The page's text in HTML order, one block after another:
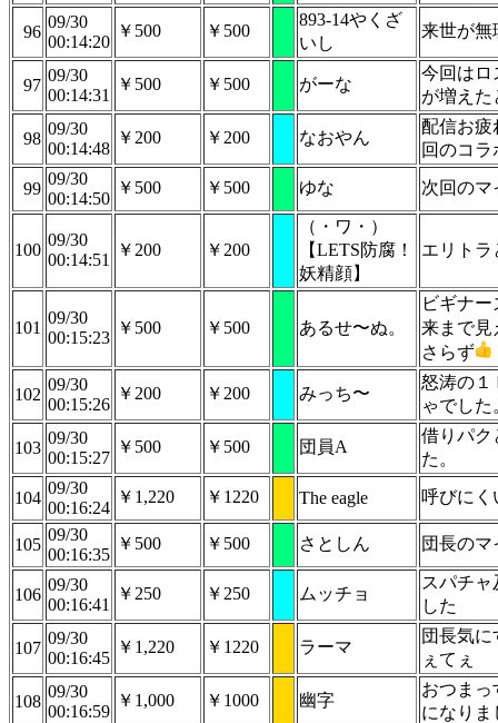
96
09/30
00:14:20
￥500 ￥500
893-14やくざ
いし
来世が無
97
09/30
00:14:31
￥500 ￥500 がーな
今回はロ
が増えた
98
09/30
00:14:48
￥200 ￥200 なおやん
配信お疲
回のコ
99
09/30
00:14:50
￥500 ￥500 ゆな 次回のマ
100
09/30
00:14:51
￥200 ￥200
（・ワ・）
【LETS防腐！
妖精顔】
エリトラ
101
09/30
00:15:23
￥500 ￥500 あるせ〜ぬ。
ビギナ
来まで見
さらず
102
09/30
00:15:26
￥200 ￥200 みっち〜
怒涛の１
ゃでし
103
09/30
00:15:27
￥500 ￥500 団員A
借りパク
た。
104
09/30
00:16:24
￥1,220 ￥1220 The eagle 呼びに
105
09/30
00:16:35
￥500 ￥500 さとしん 団長の
106
09/30
00:16:41
￥250 ￥250 ムッチョ
スパチ
した
107
09/30
00:16:45
￥1,220 ￥1220 ラーマ
団長気
ぇてぇ
108
09/30
00:16:59
￥1,000 ￥1000 幽字
おつまっ
になり